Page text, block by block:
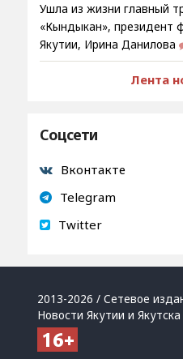
Ушла из жизни главный
«Кындыкан», президент
Якутии, Ирина Данилова
Лента
Соцсети
Вконтакте
Telegram
Twitter
2013-2026 / Сетевое
Новости Якутии и Якутска